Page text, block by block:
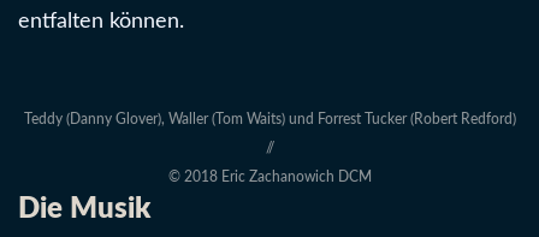
entfalten können.
Teddy (Danny Glover), Waller (Tom Waits) und Forrest Tucker (Robert Redford)
//
© 2018 Eric Zachanowich DCM
Die Musik